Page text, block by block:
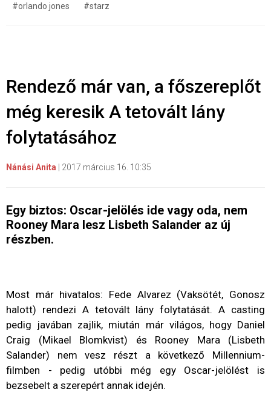
#orlando jones #starz
Rendező már van, a főszereplőt
még keresik A tetovált lány
folytatásához
Nánási Anita 2017 március 16. 10:35
Egy biztos: Oscar-jelölés ide vagy oda, nem
Rooney Mara lesz Lisbeth Salander az új
részben.
Most már hivatalos: Fede Alvarez (Vaksötét, Gonosz
halott) rendezi A tetovált lány folytatását. A casting
pedig javában zajlik, miután már világos, hogy Daniel
Craig (Mikael Blomkvist) és Rooney Mara (Lisbeth
Salander) nem vesz részt a következő Millennium-
filmben - pedig utóbbi még egy Oscar-jelölést is
bezsebelt a szerepért annak idején.